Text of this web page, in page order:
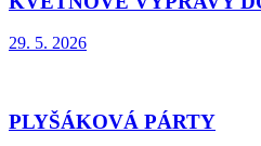
29. 5. 2026
PLYŠÁKOVÁ PÁRTY